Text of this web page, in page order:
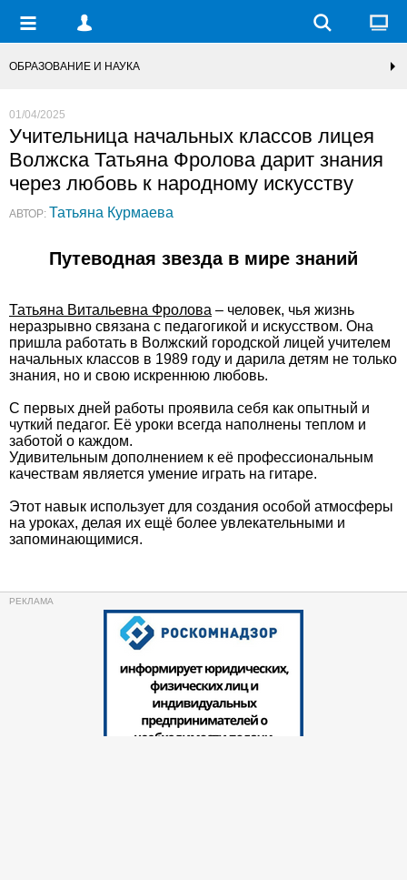
ОБРАЗОВАНИЕ И НАУКА
01/04/2025
Учительница начальных классов лицея
Волжска Татьяна Фролова дарит знания
через любовь к народному искусству
АВТОР: Татьяна Курмаева
Путеводная звезда в мире знаний
Татьяна Витальевна Фролова – человек, чья жизнь
неразрывно связана с педагогикой и искусством. Она
пришла работать в Волжский городской лицей учителем
начальных классов в 1989 году и дарила детям не только
знания, но и свою искреннюю любовь.
С первых дней работы проявила себя как опытный и
чуткий педагог. Её уроки всегда наполнены теплом и
заботой о каждом.
Удивительным дополнением к её профессиональным
качествам является умение играть на гитаре.
Этот навык использует для создания особой атмосферы
на уроках, делая их ещё более увлекательными и
запоминающимися.